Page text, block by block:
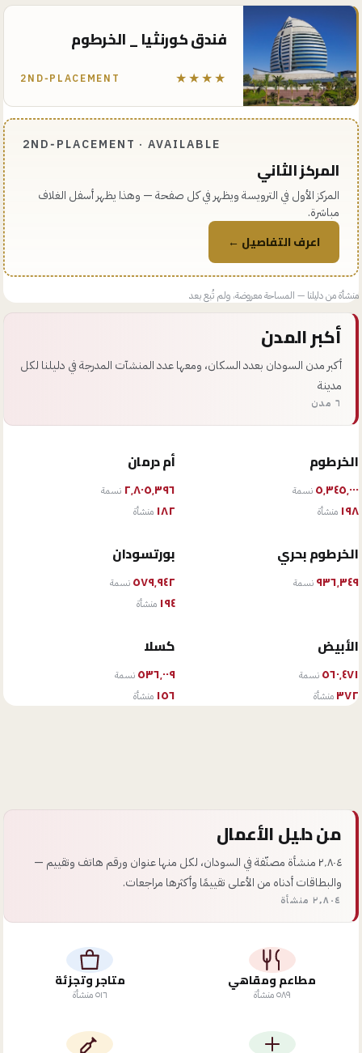
فندق كورنثيا _ الخرطوم
★★★★
2ND‑PLACEMENT
2ND‑PLACEMENT · AVAILABLE
المركز الثاني
المركز الأول في الترويسة ويظهر في كل صفحة — وهذا يظهر أسفل الغلاف
مباشرة.
اعرف التفاصيل ←
منشأة من دليلنا — المساحة معروضة، ولم تُبع بعد
أكبر المدن
أكبر مدن السودان بعدد السكان، ومعها عدد المنشآت المدرجة في دليلنا لكل
مدينة
٦ مدن
الخرطوم
٥٬٣٤٥٬٠٠٠ نسمة
١٩٨ منشأة
أم درمان
٢٬٨٠٥٬٣٩٦ نسمة
١٨٢ منشأة
الخرطوم بحري
٩٣٦٬٣٤٩ نسمة
بورتسودان
٥٧٩٬٩٤٢ نسمة
١٩٤ منشأة
الأبيض
٥٦٠٬٤٧١ نسمة
٣٧٢ منشأة
كسلا
٥٣٦٬٠٠٩ نسمة
١٥٦ منشأة
من دليل الأعمال
٢٬٨٠٤ منشأة مصنّفة في السودان، لكل منها عنوان ورقم هاتف وتقييم —
والبطاقات أدناه من الأعلى تقييمًا وأكثرها مراجعات.
٢٬٨٠٤ منشأة
مطاعم ومقاهي
٥٨٩منشأة
متاجر وتجزئة
٥١٦منشأة